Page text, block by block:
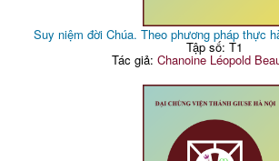
Suy niệm đời Chúa. Theo phương pháp thực
Tập số: T1
Tác giả:Chanoine Léopold